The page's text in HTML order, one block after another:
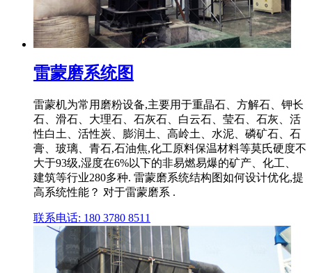
雷蒙磨系统图
雷蒙机为常用磨粉设备,主要用于重晶石、方解石、钾长
石、滑石、大理石、石灰石、白云石、莹石、石灰、活
性白土、活性炭、膨润土、高岭土、水泥、磷矿石、石
膏、玻璃、青石,石油焦,化工原料保温材料等莫氏硬度不
大于93级,湿度在6%以下的非易燃易爆的矿产、化工、
建筑等行业280多种. 雷蒙磨系统结构图如何设计优化,提
高系统性能？ 对于雷蒙磨系 .
联系电话: 180 3780 8511